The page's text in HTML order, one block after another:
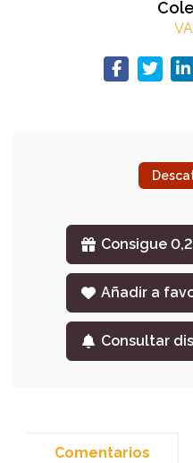
Consigue
Añadir a
Consultar
Comentarios